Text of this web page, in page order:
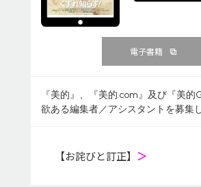
電子書籍
『美的』、『美的.com』及び『美的
欲ある編集者／アシスタントを募集
【お詫びと訂正】 ＞